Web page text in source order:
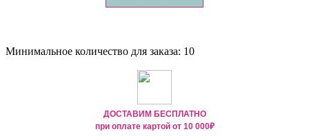
Минимальное количество для заказа: 10
ДОСТАВИМ БЕСПЛАТНО
при оплате картой от 10 000₽